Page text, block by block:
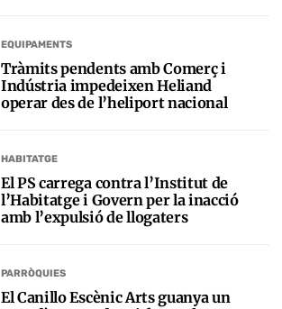
EQUIPAMENTS
Tràmits pendents amb Comerç i
Indústria impedeixen Heliand
operar des de l’heliport nacional
HABITATGE
El PS carrega contra l’Institut de
l’Habitatge i Govern per la inacció
amb l’expulsió de llogaters
PARRÒQUIES
El Canillo Escènic Arts guanya un